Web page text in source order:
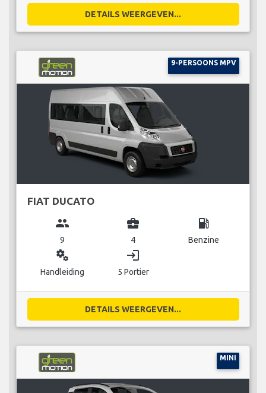
DETAILS WEERGEVEN...
9-PERSOONS MPV
FIAT DUCATO
group
9
business_center
4
local_gas_station
Benzine
miscellaneous_services
Handleiding
login
5 Portier
DETAILS WEERGEVEN...
MINI